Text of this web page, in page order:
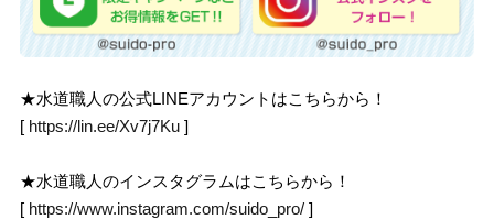
★水道職人の公式LINEアカウントはこちらから！
[ https://lin.ee/Xv7j7Ku ]
★水道職人のインスタグラムはこちらから！
[ https://www.instagram.com/suido_pro/ ]